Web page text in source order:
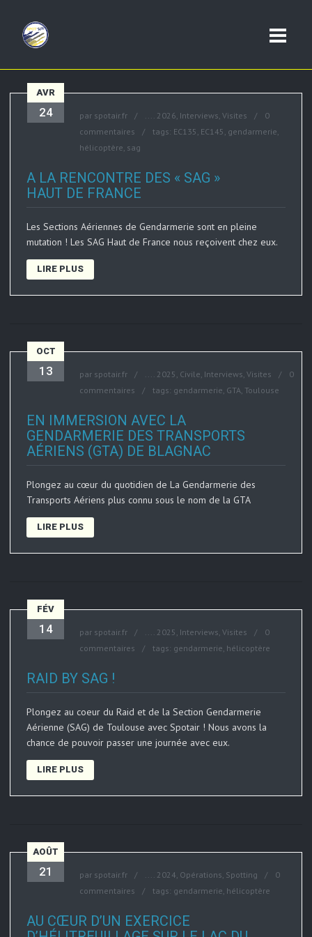
AVR
24 par spotair.fr .... 2026, Interviews, Visites
0
commentaires
tags: EC135 , EC145 , gendarmerie,
hélicoptère, sag
A LA RENCONTRE DES « SAG »
HAUT DE FRANCE
Les Sections Aériennes de Gendarmerie sont en pleine
mutation ! Les SAG Haut de France nous reçoivent chez eux.
LIRE PLUS
OCT
13 par spotair.fr .... 2025 , Civile, Interviews, Visites
0
commentaires
tags: gendarmerie, GTA, Toulouse
EN IMMERSION AVEC LA
GENDARMERIE DES TRANSPORTS
AÉRIENS (GTA) DE BLAGNAC
Plongez au cœur du quotidien de La Gendarmerie des
Transports Aériens plus connu sous le nom de la GTA
LIRE PLUS
FÉV
14 par spotair.fr .... 2025 , Interviews, Visites
0
commentaires
tags: gendarmerie, hélicoptère
RAID BY SAG !
Plongez au coeur du Raid et de la Section Gendarmerie
Aérienne (SAG) de Toulouse avec Spotair ! Nous avons la
chance de pouvoir passer une journée avec eux.
LIRE PLUS
AOÛT
21 par spotair.fr .... 2024, Opérations, Spotting
0
commentaires
tags: gendarmerie, hélicoptère
AU CŒUR D’UN EXERCICE